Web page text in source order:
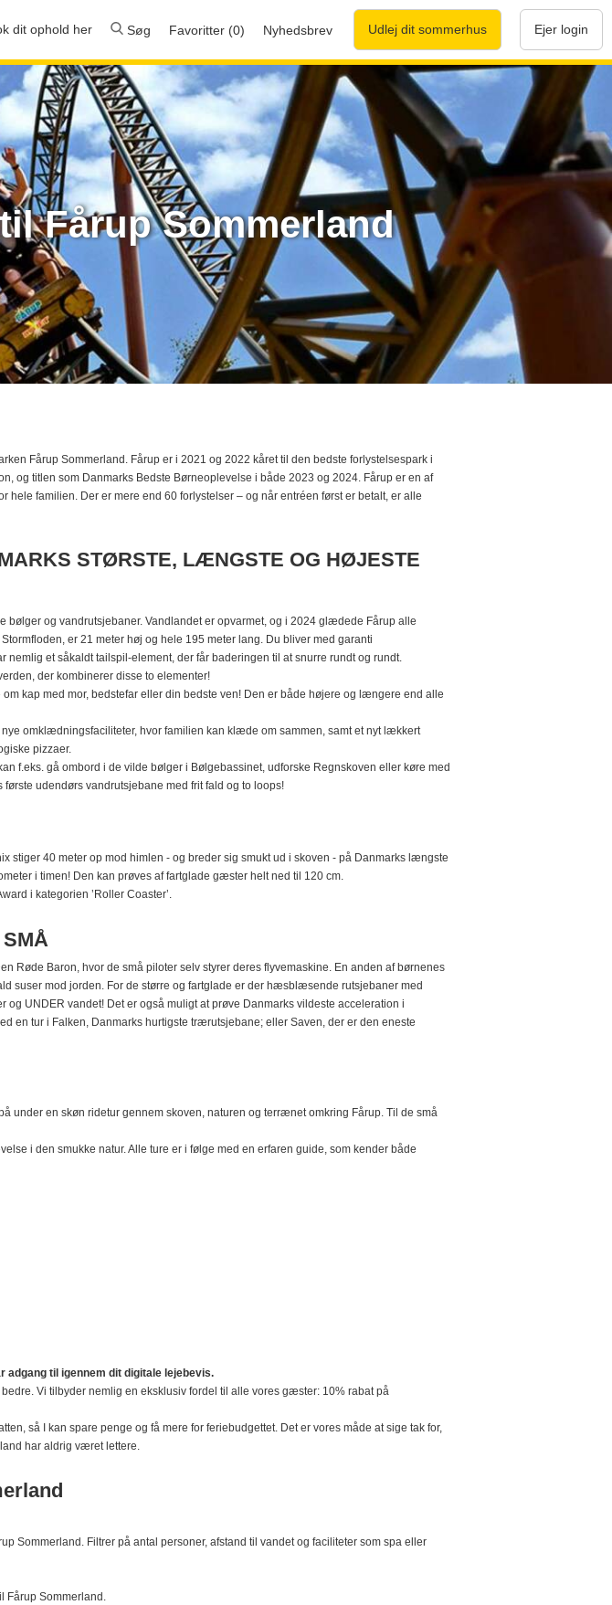
dit ophold her Søg Favoritter (0) Nyhedsbrev Udlej dit sommerhus Ejer login
Fårup Sommerland
Fårup Sommerland. Fårup er i 2021 og 2022 kåret til den bedste forlystelsespark i
og titlen som Danmarks Bedste Børneoplevelse i både 2023 og 2024. Fårup er en af
hele familien. Der er mere end 60 forlystelser – og når entréen først er betalt, er alle
STØRSTE, LÆNGSTE OG HØJESTE
bølger og vandrutsjebaner. Vandlandet er opvarmet, og i 2024 glædede Fårup alle
er 21 meter høj og hele 195 meter lang. Du bliver med garanti
et såkaldt tailspil-element, der får baderingen til at snurre rundt og rundt.
der kombinerer disse to elementer!
kap med mor, bedstefar eller din bedste ven! Den er både højere og længere end alle
omklædningsfaciliteter, hvor familien kan klæde om sammen, samt et nyt lækkert
pizzaer.
f.eks. gå ombord i de vilde bølger i Bølgebassinet, udforske Regnskoven eller køre med
udendørs vandrutsjebane med frit fald og to loops!
stiger 40 meter op mod himlen - og breder sig smukt ud i skoven - på Danmarks længste
i timen! Den kan prøves af fartglade gæster helt ned til 120 cm.
i kategorien ’Roller Coaster’.
Røde Baron, hvor de små piloter selv styrer deres flyvemaskine. En anden af børnenes
suser mod jorden. For de større og fartglade er der hæsblæsende rutsjebaner med
UNDER vandet! Det er også muligt at prøve Danmarks vildeste acceleration i
en tur i Falken, Danmarks hurtigste trærutsjebane; eller Saven, der er den eneste
under en skøn ridetur gennem skoven, naturen og terrænet omkring Fårup. Til de små
i den smukke natur. Alle ture er i følge med en erfaren guide, som kender både
adgang til igennem dit digitale lejebevis.
Vi tilbyder nemlig en eksklusiv fordel til alle vores gæster: 10% rabat på
så I kan spare penge og få mere for feriebudgettet. Det er vores måde at sige tak for,
har aldrig været lettere.
Sommerland. Filtrer på antal personer, afstand til vandet og faciliteter som spa eller
Fårup Sommerland.